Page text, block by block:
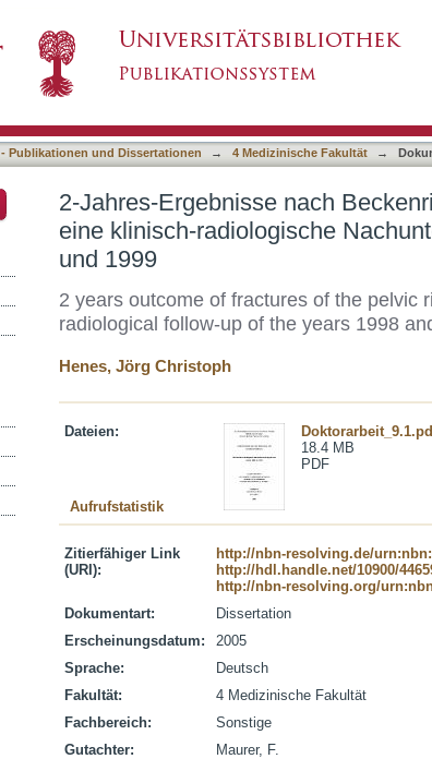
den Jahren 1998 und 1999
Publikationen und Dissertationen → 4 Medizinische Fakultät →
2-Jahres-Ergebnisse nach
eine klinisch-radiologische
und 1999
2 years outcome of fractures of the pelvic
radiological follow-up of the years 1998
Henes, Jörg Christoph
Dateien:
18.4 MB
PDF
Aufrufstatistik
Zitierfähiger Link
(URI):
http://nbn-resolving.de/
http://hdl.handle.net/10900/
http://nbn-resolving.org/
Dokumentart:
Dissertation
Erscheinungsdatum:
2005
Sprache:
Deutsch
Fakultät:
4 Medizinische Fakultät
Fachbereich:
Sonstige
Gutachter:
Maurer, F.